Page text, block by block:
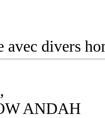
avec divers
ANDAH